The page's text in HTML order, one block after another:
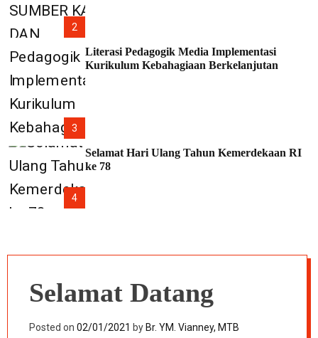
2
3
Literasi Pedagogik Media Implementasi
Kurikulum Kebahagiaan Berkelanjutan
4
Selamat Hari Ulang Tahun Kemerdekaan RI
ke 78
Selamat Datang
Posted on 02/01/2021 by Br. YM. Vianney, MTB